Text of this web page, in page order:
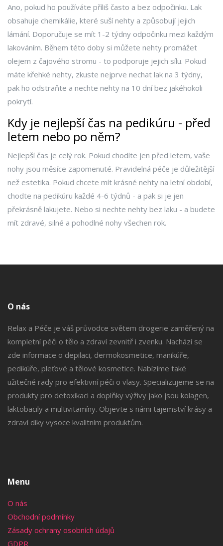
Ano, pokud ho používáte příliš často a bez odpočinku. Lak
obsahuje chemikálie, které suší nehty a způsobují jejich
lámání. Doporučuje se mít 1-2 týdny odpočinku mezi každým
lakováním. Během této doby si můžete nehty promážet
olejem z čajového stromu - to podporuje jejich sílu. Pokud
máte křehké nehty, zkuste nejprve nechat lak na 3 týdny,
pak ho odstraňte a nechte nehty na 10 dní bez jakéhokoli
pokrytí.
Kdy je nejlepší čas na pedikúru - před
letem nebo po něm?
Nejlepší čas je celý rok. Pokud chodíte jen před letem, vaše
nohy jsou měsíce zapomenuté. Pravidelná péče je důležitější
než estetika. Pokud chcete mít krásné nehty na letní období,
chodte na pedikúru každé 4-6 týdnů - a pak si je jen
překrásně lakujete. Nebo si nechte nehty bez laku - a budete
mít zdravé, silné a pohodlné nohy všechen rok.
O nás
Relax a Péče je váš průvodce světem drogerie zaměřený na
kompletní péči o tělo a zdraví zevnitř i zvenku. Nachází se
zde informace o depilaci, dermokosmetice, manikúře,
pedikúře, pleťové a tělové kosmetice. Nabízíme také
užitečné rady pro efektivní péči o vlasy. Specializujeme se na
produkty pro detoxikaci a doplňky výživy jako jsou kolagen,
laktobacily a multivitamíny. Objevte s námi tajemství krásy a
zdraví díky vysoce kvalitním produktům.
Menu
O nás
Obchodní podmínky
Zásady ochrany osobních údajů
GDPR